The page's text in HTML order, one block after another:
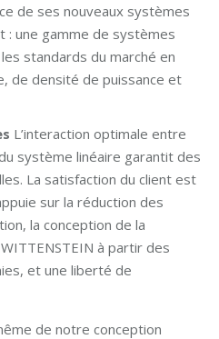
de ses nouveaux systèmes
: une gamme de systèmes
standards du marché en
de densité de puissance et
L’interaction optimale entre
système linéaire garantit des
La satisfaction du client est
sur la réduction des
la conception de la
à partir des
et une liberté de
de notre conception